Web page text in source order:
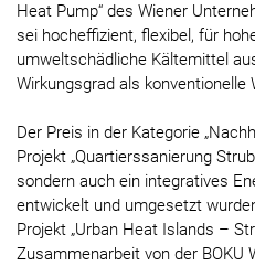
Heat Pump“ des Wiener
sei hocheffizient, flexibel, für
umweltschädliche Kältemittel
Wirkungsgrad als konventionelle
Der Preis in der Kategorie
Projekt „Quartierssanierung
sondern auch ein integratives
entwickelt und umgesetzt
Projekt „Urban Heat Islands –
Zusammenarbeit von der BOKU